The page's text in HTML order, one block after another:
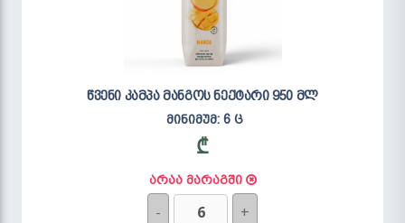
წვენი კამპა მანგოს ნექტარი 950 მლ
მინიმუმ: 6 ც
₾
არაა მარაგში
- +